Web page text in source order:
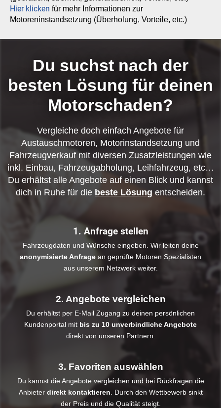
Hier klicken für mehr Informationen zur
Motoreninstandsetzung (Überholung, Vorteile, etc.)
Du suchst nach der
besten Lösung für deinen
Motorschaden?
Vergleiche doch einfach Angebote für
Austauschmotoren, Motorinstandsetzung und
Fahrzeugverkauf mit diversen Zusatzleistungen wie
inkl. Einbau, Fahrzeugabholung, Leihfahrzeug, etc…
Du erhältst alle Angebote auf einen Blick und kannst
dich in Ruhe für die beste Lösung entscheiden.
1. Anfrage stellen
Fahrzeugdaten und Wünsche eingeben. Wir leiten deine
anonymisierte Anfrage an geprüfte Motoren Spezialisten
aus unserem Netzwerk weiter.
2. Angebote vergleichen
Du erhältst per E-Mail Zugang zu deinen persönlichen
Kundenportal mit bis zu 10 unverbindliche Angebote
direkt von unseren Partnern.
3. Favoriten auswählen
Du kannst die Angebote vergleichen und bei Rückfragen die
Anbieter direkt kontaktieren . Durch den Wettbewerb sinkt
der Preis und die Qualität steigt.​